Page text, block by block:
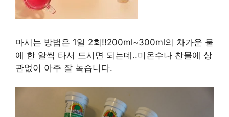
마시는 방법은 1일 2회!!200ml~300ml의 차가운 물
에 한 알씩 타서 드시면 되는데..미온수나 찬물에 상
관없이 아주 잘 녹습니다.